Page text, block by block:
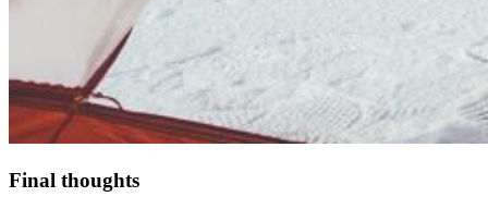
Final thoughts